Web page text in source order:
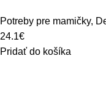
Potreby pre mamičky,
24.1€
Pridať do košíka